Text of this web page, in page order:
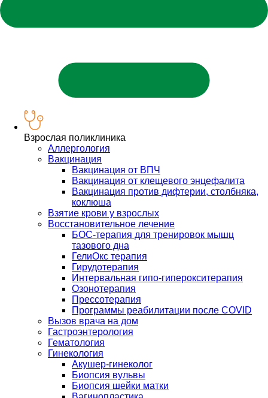
Взрослая поликлиника
Аллергология
Вакцинация
Вакцинация от ВПЧ
Вакцинация от клещевого энцефалита
Вакцинация против дифтерии, столбняка,
коклюша
Взятие крови у взрослых
Восстановительное лечение
БОС-терапия для тренировок мышц
тазового дна
ГелиОкс терапия
Гирудотерапия
Интервальная гипо-гиперокситерапия
Озонотерапия
Прессотерапия
Программы реабилитации после СOVID
Вызов врача на дом
Гастроэнтерология
Гематология
Гинекология
Акушер-гинеколог
Биопсия вульвы
Биопсия шейки матки